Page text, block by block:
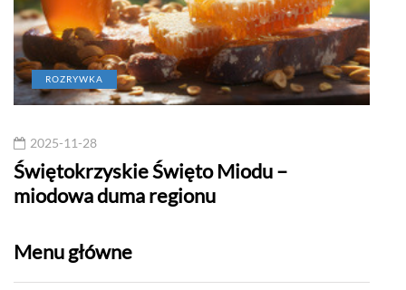
ROZRYWKA
2025-11-28
Świętokrzyskie Święto Miodu –
miodowa duma regionu
Menu główne